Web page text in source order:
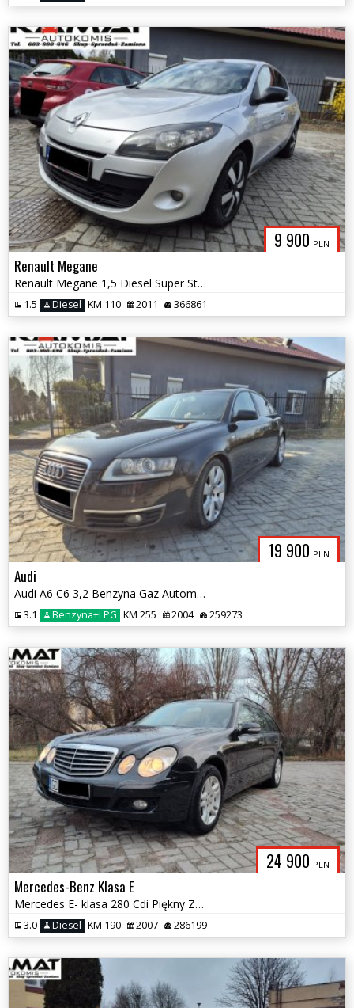
9 900 PLN
Renault Megane
Renault Megane 1,5 Diesel Super Stan Zamiana
1.5 Diesel KM 110 2011 366861
19 900 PLN
Audi
Audi A6 C6 3,2 Benzyna Gaz Automat Zamiana
3.1 Benzyna+LPG KM 255 2004 259273
24 900 PLN
Mercedes-Benz Klasa E
Mercedes E- klasa 280 Cdi Piękny Zadbany Zamiana
3.0 Diesel KM 190 2007 286199